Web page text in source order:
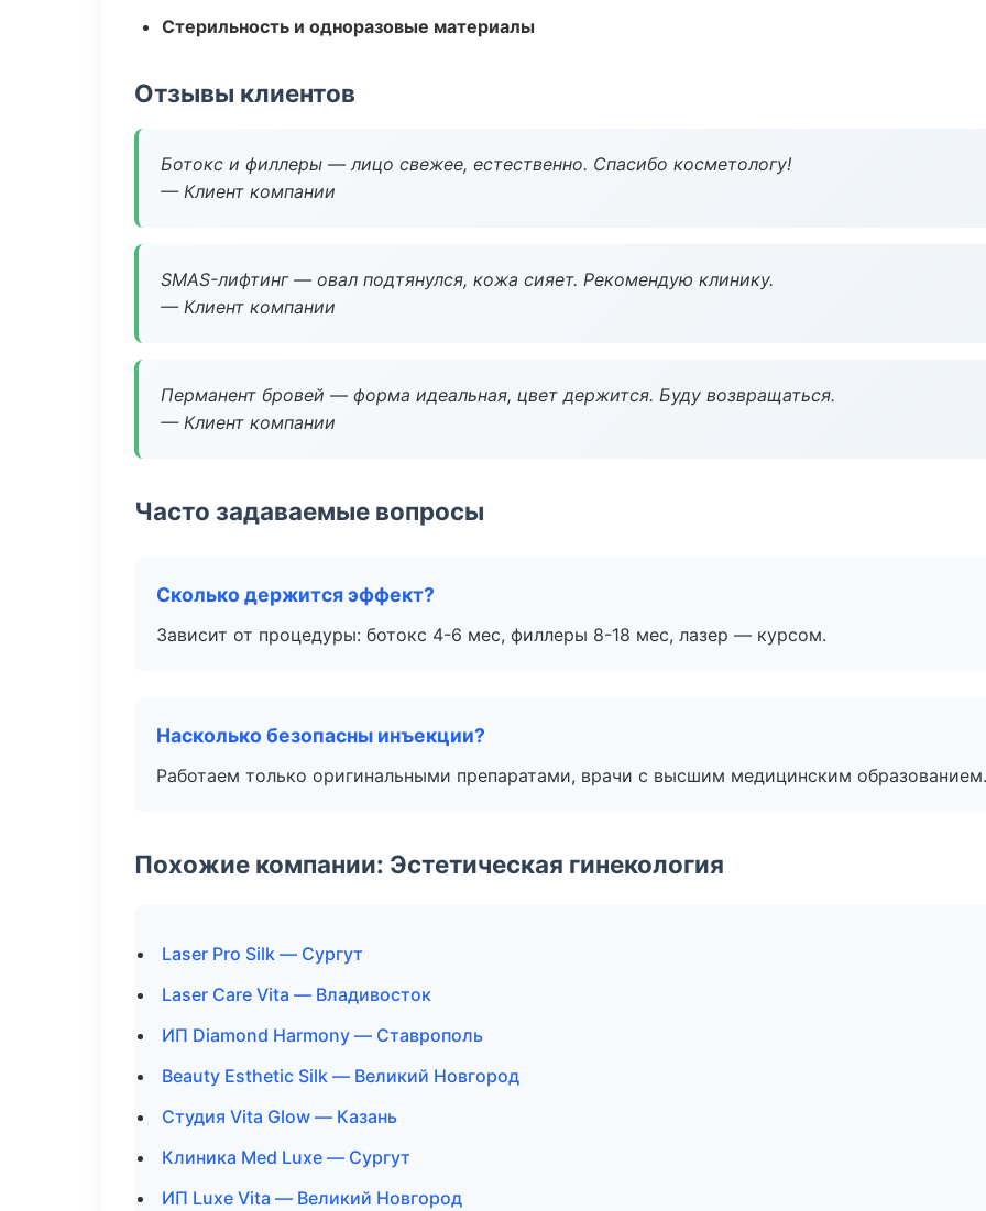
Стерильность и одноразовые материалы
Отзывы клиентов
Ботокс и филлеры — лицо свежее, естественно. Спасибо косметологу!
— Клиент компании
SMAS-лифтинг — овал подтянулся, кожа сияет. Рекомендую клинику.
— Клиент компании
Перманент бровей — форма идеальная, цвет держится. Буду возвращаться.
— Клиент компании
Часто задаваемые вопросы
Сколько держится эффект?
Зависит от процедуры: ботокс 4-6 мес, филлеры 8-18 мес, лазер — курсом.
Насколько безопасны инъекции?
Работаем только оригинальными препаратами, врачи с высшим медицинским образованием.
Похожие компании: Эстетическая гинекология
Laser Pro Silk — Сургут
Laser Care Vita — Владивосток
ИП Diamond Harmony — Ставрополь
Beauty Esthetic Silk — Великий Новгород
Студия Vita Glow — Казань
Клиника Med Luxe — Сургут
ИП Luxe Vita — Великий Новгород